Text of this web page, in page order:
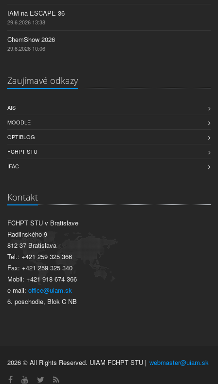
IAM na ESCAPE 36
29.6.2026 13:38
ChemShow 2026
29.6.2026 10:06
Zaujímavé odkazy
AIS
MOODLE
OPTIBLOG
FCHPT STU
IFAC
Kontakt
FCHPT STU v Bratislave
Radlinského 9
812 37 Bratislava
Tel.: +421 259 325 366
Fax: +421 259 325 340
Mobil: +421 918 674 366
e-mail: office@uiam.sk
6. poschodie, Blok C NB
2026 © All Rights Reserved. UIAM FCHPT STU | webmaster@uiam.sk